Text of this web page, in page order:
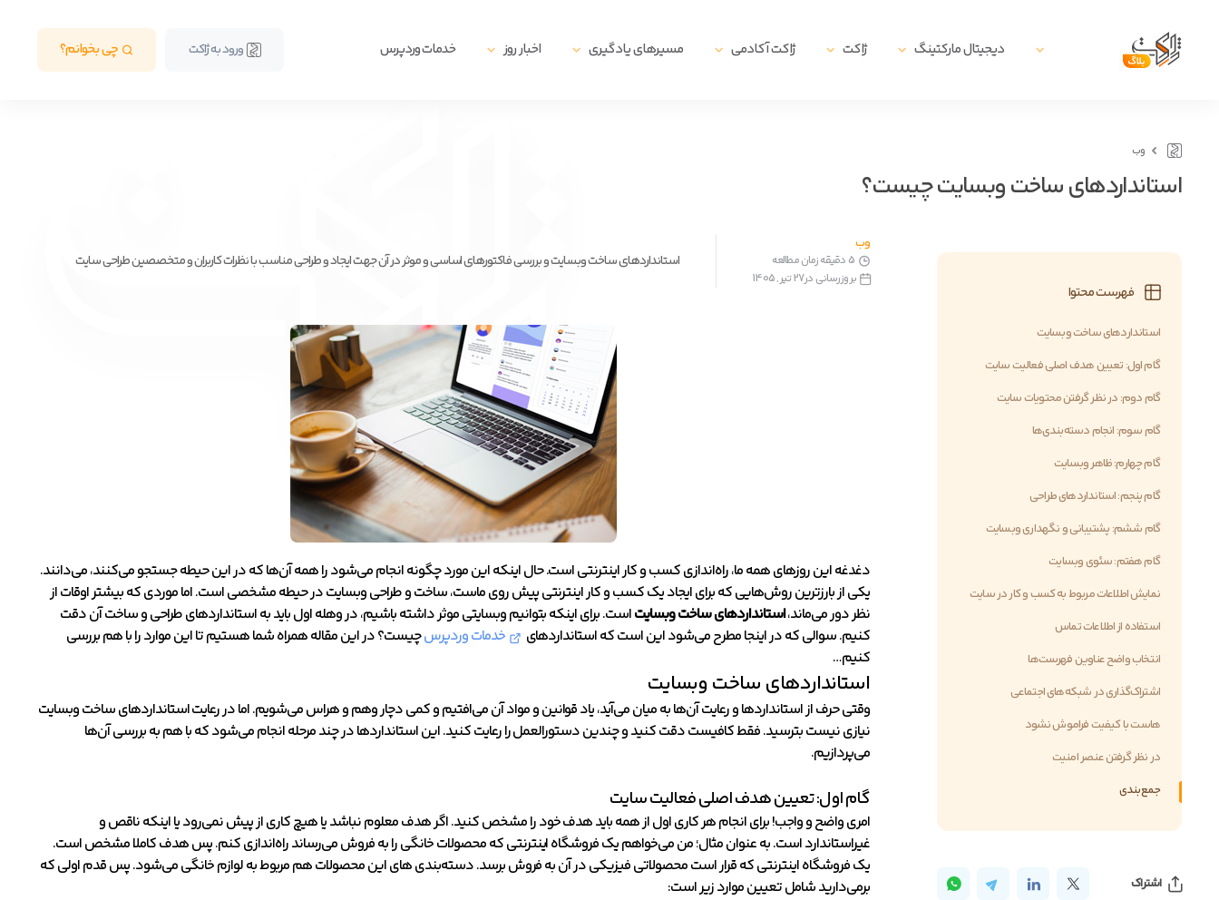
دیجیتال مارکتینگ ژاکت ژاکت آکادمی مسیرهای یادگیری اخبار روز خدمات وردپرس ورود به ژاکت چی بخوانم؟
وب
استانداردهای ساخت وبسایت چیست؟
فهرست محتوا
استانداردهای ساخت وبسایت
گام اول: تعیین هدف اصلی فعالیت سایت
گام دوم: در نظر گرفتن محتویات سایت
گام سوم: انجام دسته‌بندی‌ها
گام چهارم: ظاهر وبسایت
گام پنجم: استاندارد‌های طراحی
گام ششم: پشتیبانی و نگهداری وبسایت
گام هفتم: سئوی وبسایت
نمایش اطلاعات مربوط به کسب و کار در سایت
استفاده از اطلاعات تماس
انتخاب واضح عناوین فهرست‌ها
اشتراک‌گذاری در شبکه‌های اجتماعی
هاست با کیفیت فراموش نشود
در نظر گرفتن عنصر امنیت
جمع‌بندی
اشتراک
وب
5 دقیقه زمان مطالعه
بروزرسانی در27 تیر, 1405
استانداردهای ساخت وبسایت و بررسی فاکتورهای اساسی و موثر در آن جهت ایجاد و طراحی مناسب با نظرات کاربران و متخصصین طراحی سایت
دغدغه این روزهای همه ما، راه‌اندازی کسب و کار اینترنتی است. حال اینکه این مورد چگونه انجام می‌شود را همه آن‌ها که در این حیطه جستجو می‌کنند، می‌دانند.
یکی از بارزترین روش‌هایی که برای ایجاد یک کسب و کار اینترنتی پیش روی ماست، ساخت و طراحی وبسایت در حیطه مشخصی است. اما موردی که بیشتر اوقات از
نظر دور می‌ماند،استانداردهای ساخت وبسایتاست. برای اینکه بتوانیم وبسایتی موثر داشته باشیم، در وهله اول باید به استاندارد‌های طراحی و ساخت آن دقت
کنیم. سوالی که در اینجا مطرح می‌شود این است که استانداردهای
خدمات وردپرسچیست؟ در این مقاله همراه شما هستیم تا این موارد را با هم بررسی
کنیم…
استانداردهای ساخت وبسایت
وقتی حرف از استانداردها و رعایت آن‌ها به میان می‌آید، یاد قوانین و مواد آن می‌افتیم و کمی دچار وهم و هراس می‌شویم. اما در رعایت استانداردهای ساخت وبسایت
نیازی نیست بترسید. فقط کافیست دقت کنید و چندین دستورالعمل را رعایت کنید. این استانداردها در چند مرحله انجام می‌شود که با هم به بررسی آن‌ها
می‌پردازیم.
گام اول: تعیین هدف اصلی فعالیت سایت
امری واضح و واجب! برای انجام هر کاری اول از همه باید هدف خود را مشخص کنید. اگر هدف معلوم نباشد یا هیچ کاری از پیش نمی‌رود یا اینکه ناقص و
غیراستاندارد است. به عنوان مثال؛ من می‌خواهم یک فروشگاه اینترنتی که محصولات خانگی را به فروش می‌رساند راه‌اندازی کنم. پس هدف کاملا مشخص است.
یک فروشگاه اینترنتی که قرار است محصولاتی فیزیکی در آن به فروش برسد. دسته‌بندی های این محصولات هم مربوط به لوازم خانگی می‌شود. پس قدم اولی که
برمی‌دارید شامل تعیین موارد زیر است: